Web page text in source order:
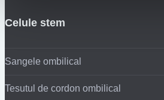
Celule stem
Sangele ombilical
Tesutul de cordon ombilical